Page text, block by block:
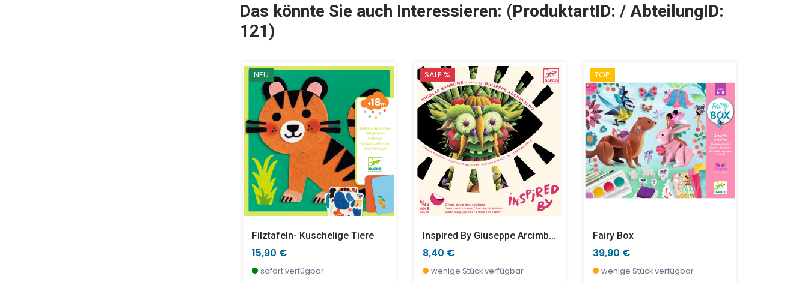
Das könnte Sie auch Interessieren: (ProduktartID: / AbteilungID:
121)
NEU
Filztafeln- Kuschelige Tiere
15,90 €
sofort verfügbar
SALE %
Inspired By Giuseppe Arcimboldo - Obst U.Gemüse
8,40 €
wenige Stück verfügbar
TOP
Fairy Box
39,90 €
wenige Stück verfügbar